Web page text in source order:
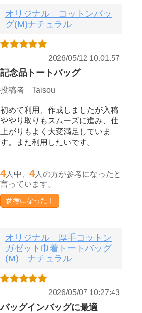
オリジナル コットンバッ
グ(M)ナチュラル
2026/05/12 10:01:57
記念品トートバッグ
投稿者：Taisou
初めて利用、作成しましたが入稿
ややり取りもスムーズに進み、仕
上がりもよく大変満足していま
す。また利用したいです。
4 人中、 4 人の方が参考になったと
言っています。
参考になった！
オリジナル 厚手コットン
ガゼット巾着トートバッグ
(M) ナチュラル
2026/05/07 10:27:43
バッグインバッグに最適